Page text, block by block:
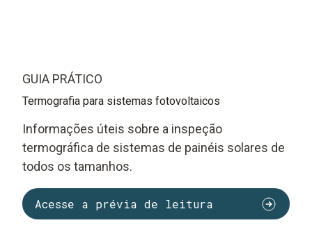
GUIA PRÁTICO
Termografia para sistemas fotovoltaicos
Informações úteis sobre a inspeção
termográfica de sistemas de painéis solares de
todos os tamanhos.
Acesse a prévia de leitura